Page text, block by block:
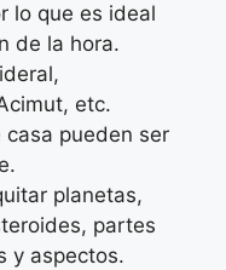
lo que es ideal
de la hora.
etc.
pueden ser
planetas,
partes
y aspectos.